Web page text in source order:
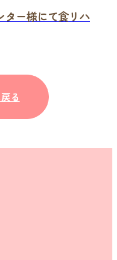
ター様にて食リハ
る